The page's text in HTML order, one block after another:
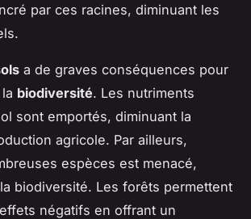
par ces racines, diminuant les
a de graves conséquences pour
biodiversité. Les nutriments
sont emportés, diminuant la
agricole. Par ailleurs,
espèces est menacé,
biodiversité. Les forêts permettent
négatifs en offrant un